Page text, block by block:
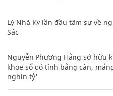
Lý Nhã Kỳ lần đầu tâm sự về
Sác
Nguyễn Phương Hằng sở hữu
khoe sổ đỏ tính bằng cân,
nghìn tỷ'